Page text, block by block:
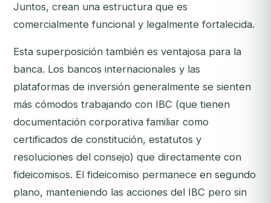
Juntos, crean una estructura que es
comercialmente funcional y legalmente fortalecida.
Esta superposición también es ventajosa para la
banca. Los bancos internacionales y las
plataformas de inversión generalmente se sienten
más cómodos trabajando con IBC (que tienen
documentación corporativa familiar como
certificados de constitución, estatutos y
resoluciones del consejo) que directamente con
fideicomisos. El fideicomiso permanece en segundo
plano, manteniendo las acciones del IBC pero sin